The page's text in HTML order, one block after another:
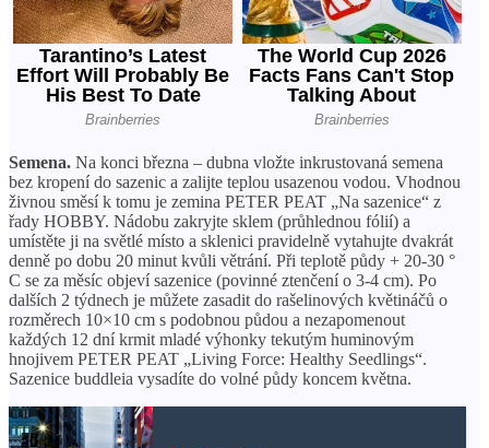
Semena. Na konci března – dubna vložte inkrustovaná semena
bez kropení do sazenic a zalijte teplou usazenou vodou. Vhodnou
živnou směsí k tomu je zemina PETER PEAT „Na sazenice“ z
řady HOBBY. Nádobu zakryjte sklem (průhlednou fólií) a
umístěte ji na světlé místo a sklenici pravidelně vytahujte dvakrát
denně po dobu 20 minut kvůli větrání. Při teplotě půdy + 20-30 °
C se za měsíc objeví sazenice (povinné ztenčení o 3-4 cm). Po
dalších 2 týdnech je můžete zasadit do rašelinových květináčů o
rozměrech 10×10 cm s podobnou půdou a nezapomenout
každých 12 dní krmit mladé výhonky tekutým huminovým
hnojivem PETER PEAT „Living Force: Healthy Seedlings“.
Sazenice buddleia vysadíte do volné půdy koncem května.